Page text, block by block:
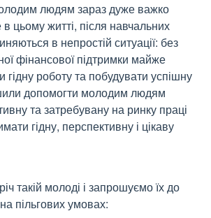
людям зараз дуже важко
в цьому житті, після навчальних
в непростій ситуації: без
фінансової підтримки майже
гідну роботу та побудувати успішну
допомогти молодим людям
та затребувану на ринку праці
гідну, перспективну і цікаву
такій молоді і запрошуємо їх до
пільгових умовах: